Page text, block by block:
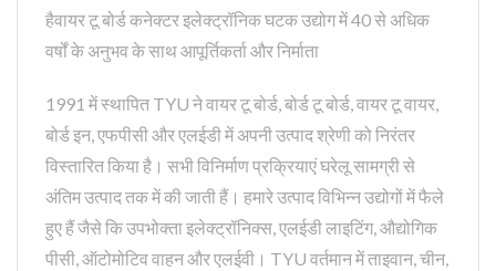
हैवायर टू बोर्ड कनेक्टर इलेक्ट्रॉनिक घटक उद्योग में 40 से अधिक
वर्षों के अनुभव के साथ आपूर्तिकर्ता और निर्माता
1991 में स्थापित TYU ने वायर टू बोर्ड, बोर्ड टू बोर्ड, वायर टू वायर,
बोर्ड इन, एफपीसी और एलईडी में अपनी उत्पाद श्रेणी को निरंतर
विस्तारित किया है। सभी विनिर्माण प्रक्रियाएं घरेलू सामग्री से
अंतिम उत्पाद तक में की जाती हैं। हमारे उत्पाद विभिन्न उद्योगों में फैले
हुए हैं जैसे कि उपभोक्ता इलेक्ट्रॉनिक्स, एलईडी लाइटिंग, औद्योगिक
पीसी, ऑटोमोटिव वाहन और एलईवी। TYU वर्तमान में ताइवान, चीन,